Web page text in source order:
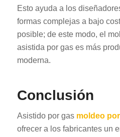
Esto ayuda a los
formas complejas a bajo
posible; de este modo, el
asistida por gas es más
moderna.
Conclusión
Asistido por gas moldeo
ofrecer a los fabricantes un